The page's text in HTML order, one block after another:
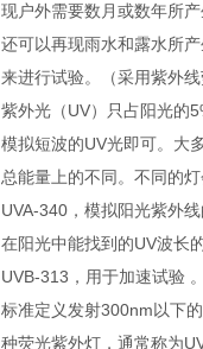
现户外需要数月或数年所
还可以再现雨水和露水所
来进行试验。（采用紫外
紫外光（UV）只占阳光的
模拟短波的UV光即可。大
总能量上的不同。不同的
UVA-340，模拟阳光紫外
在阳光中能找到的UV波长的
UVB-313，用于加速试验
标准定义发射300nm以下
种荧光紫外灯，通常称为